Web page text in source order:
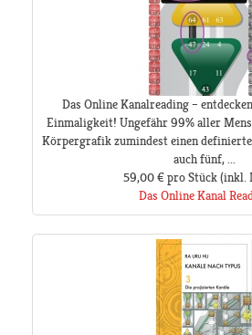
Das Online Kanalreading –
Einmaligkeit! Ungefähr 99% aller
Körpergrafik zumindest einen
auch fünf, ...
59,00 € pro Stück(inkl.
Das Online Kanal